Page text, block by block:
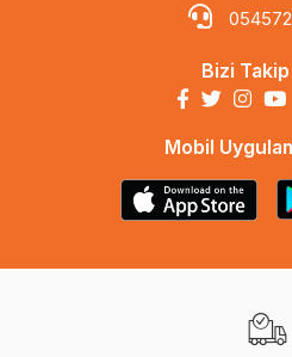
Bizi
Mobil